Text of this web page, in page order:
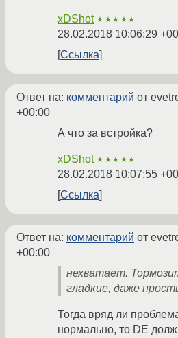
xDShot ★★★★★
28.02.2018 10:06:29
Ссылка
Ответ на: комментарий от
+00:00
А что за встройка?
xDShot ★★★★★
28.02.2018 10:07:55
Ссылка
Ответ на: комментарий от
+00:00
нехватает.
гладкие, даже
Тогда вряд ли
нормально, то DE